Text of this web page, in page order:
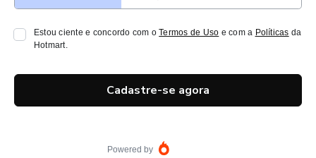
Estou ciente e concordo com oTermos de Uso e com a Políticas da
Hotmart.
Cadastre-se agora
Powered by